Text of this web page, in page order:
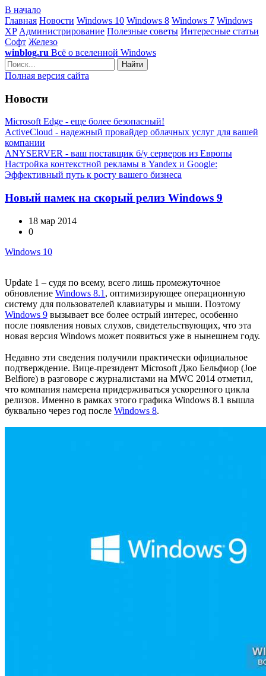
В начало
Главная Новости Windows 10 Windows 8 Windows 7 Windows
XP Администрирование Полезные советы Интересные статьи
Софт Железо
winblog.ru Всё о вселенной Windows
Найти
Полная версия сайта
Новости
Microsoft Edge - еще более безопасный!
ActiveCloud - надежный провайдер облачных услуг для вашей
компании
ANYSERVER - ваш поставщик б/у серверов из Европы
Настройка контекстной рекламы в Yandex и Google:
Эффективный путь к росту вашего бизнеса
Новый намек на скорый релиз Windows 9
18 мар 2014
0
Windows 10
Update 1 – судя по всему, всего лишь промежуточное
обновление Windows 8.1 , оптимизирующее операционную
систему для пользователей клавиатуры и мыши. Поэтому
Windows 9 вызывает все более острый интерес, особенно
после появления новых слухов, свидетельствующих, что эта
новая версия Windows может появиться уже в нынешнем году.
Недавно эти сведения получили практически официальное
подтверждение. Вице-президент Microsoft Джо Бельфиор (Joe
Belfiore) в разговоре с журналистами на MWC 2014 отметил,
что компания намерена придерживаться ускоренного цикла
релизов. Именно в рамках этого графика Windows 8.1 вышла
буквально через год после Windows 8.